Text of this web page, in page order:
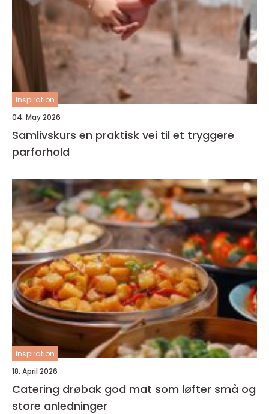
inspiration
04. May 2026
Samlivskurs en praktisk vei til et tryggere
parforhold
inspiration
18. April 2026
Catering drøbak god mat som løfter små og
store anledninger